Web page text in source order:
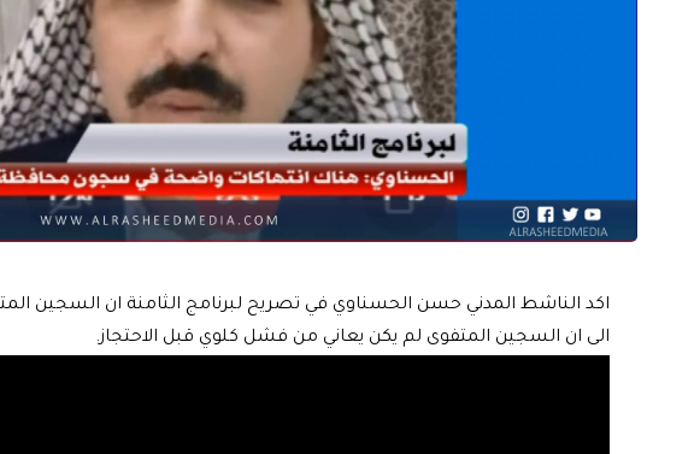
اكد الناشط المدني حسن الحسناوي في تصريح لبرنامج الثامنة ان السجين
الى ان السجين المتفوى لم يكن يعاني من فشل كلوي قبل الاحتجاز.